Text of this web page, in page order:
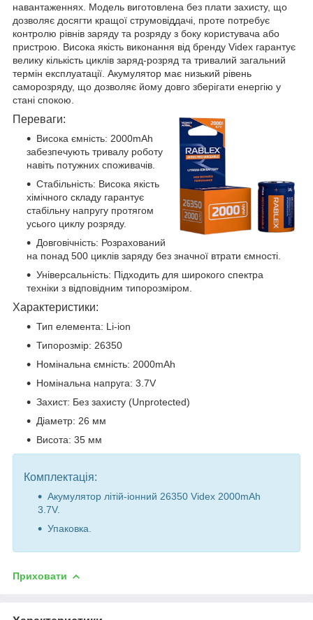
навантаженнях. Модель виготовлена без плати захисту, що
дозволяє досягти кращої струмовіддачі, проте потребує
контролю рівнів заряду та розряду з боку користувача або
пристрою. Висока якість виконання від бренду Videx гарантує
велику кількість циклів заряд-розряд та тривалий загальний
термін експлуатації. Акумулятор має низький рівень
саморозряду, що дозволяє йому довго зберігати енергію у
стані спокою.
Переваги:
Висока ємність: 2000mAh
забезпечують тривалу роботу
навіть потужних споживачів.
Стабільність: Висока якість
хімічного складу гарантує
стабільну напругу протягом
усього циклу розряду.
Довговічність: Розрахований
на понад 500 циклів заряду без значної втрати ємності.
Універсальність: Підходить для широкого спектра
техніки з відповідним типорозміром.
Характеристики:
Тип елемента: Li-ion
Типорозмір: 26350
Номінальна ємність: 2000mAh
Номінальна напруга: 3.7V
Захист: Без захисту (Unprotected)
Діаметр: 26 мм
Висота: 35 мм
Комплектація:
Акумулятор літій-іонний 26350 Videx 2000mAh
3.7V.
Упаковка.
Приховати